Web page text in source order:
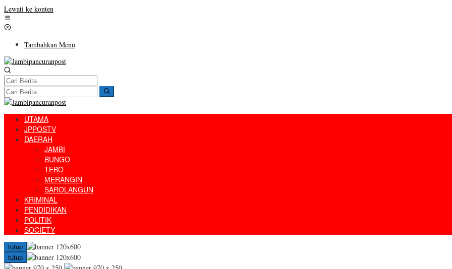
Lewati ke konten
Tambahkan Menu
UTAMA
JPPOSTV
DAERAH
JAMBI
BUNGO
TEBO
MERANGIN
SAROLANGUN
KRIMINAL
PENDIDIKAN
POLITIK
SOCIETY
tutup
tutup